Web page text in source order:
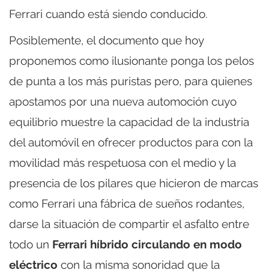
Ferrari cuando está siendo conducido.
Posiblemente, el documento que hoy
proponemos como ilusionante ponga los pelos
de punta a los más puristas pero, para quienes
apostamos por una nueva automoción cuyo
equilibrio muestre la capacidad de la industria
del automóvil en ofrecer productos para con la
movilidad más respetuosa con el medio y la
presencia de los pilares que hicieron de marcas
como Ferrari una fábrica de sueños rodantes,
darse la situación de compartir el asfalto entre
todo un Ferrari híbrido circulando en modo
eléctrico con la misma sonoridad que la